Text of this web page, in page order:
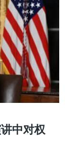
中对权